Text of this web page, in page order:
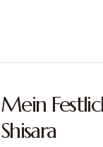
Mein
Shisara